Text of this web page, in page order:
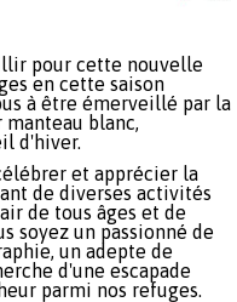
pour cette nouvelle
en cette saison
à être émerveillé par la
manteau blanc,
d'hiver.
et apprécier la
de diverses activités
de tous âges et de
soyez un passionné de
un adepte de
d'une escapade
parmi nos refuges.